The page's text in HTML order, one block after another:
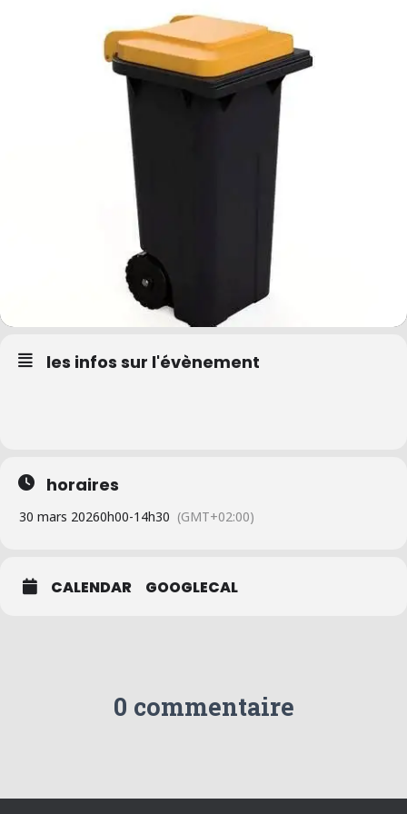
les infos sur l'évènement
horaires
30 mars 20260h00-14h30 (GMT+02:00)
CALENDAR GOOGLECAL
0 commentaire